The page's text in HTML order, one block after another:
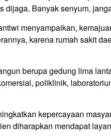
Banyak senyum,
menyampaikan,
karena rumah sakit
berupa gedung lima
poliklinik,
kepercayaan
diharapkan mendapat